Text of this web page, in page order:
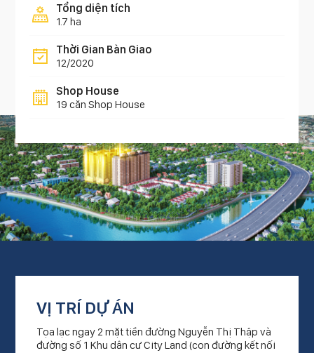
Tổng diện tích
1.7 ha
Thời Gian Bàn Giao
12/2020
Shop House
19 căn Shop House
VỊ TRÍ DỰ ÁN
Tọa lạc ngay 2 mặt tiền đường Nguyễn Thị Thập và
đường số 1 Khu dân cư City Land (con đường kết nối